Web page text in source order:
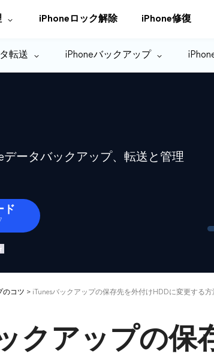
iPhoneロック解除 iPhone修復
転送 iPhoneバックアップ
データバックアップ、転送と管理
ド
のコツ > iTunesバックアップの保存先を外付けHDDに変更する
クアップの保